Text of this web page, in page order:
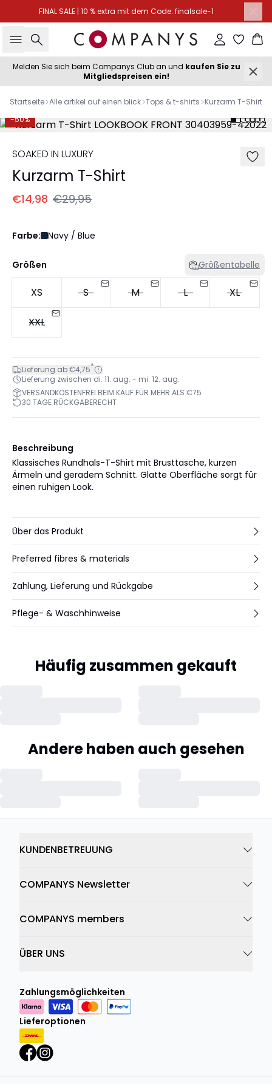
FINAL SALE | 10 % extra mit dem Code: finalsale-1
Suche Einloggen
Melden Sie sich beim Companys Club an und kaufen Sie zu
Mitgliedspreisen ein!
Startseite Alle artikel auf einen blick Tops & t-shirts Kurzarm T-Shirt
-50%
SOAKED IN LUXURY
Kurzarm T-Shirt
€14,98 €29,95
Farbe: Navy / Blue
Größen Größentabelle
XS S M L XL
XXL
Lieferung ab €4,75*
Lieferung zwischen di. 11. aug. - mi. 12. aug.
VERSANDKOSTENFREI BEIM KAUF FÜR MEHR ALS €75
30 TAGE RÜCKGABERECHT
Beschreibung
Klassisches Rundhals-T-Shirt mit Brusttasche, kurzen
Ärmeln und geradem Schnitt. Glatte Oberfläche sorgt für
einen ruhigen Look.
Über das Produkt
Preferred fibres & materials
Zahlung, Lieferung und Rückgabe
Pflege- & Waschhinweise
Häufig zusammen gekauft
Andere haben auch gesehen
KUNDENBETREUUNG
COMPANYS Newsletter
COMPANYS members
ÜBER UNS
Zahlungsmöglichkeiten
Lieferoptionen